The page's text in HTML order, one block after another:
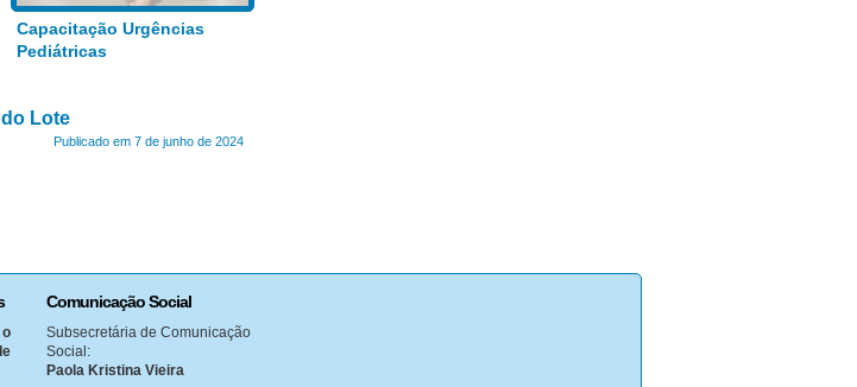
Capacitação Urgências
Pediátricas
Lote
Publicado em 7 de junho de 2024
Comunicação Social
Subsecretária de Comunicação
Social:
Paola Kristina Vieira